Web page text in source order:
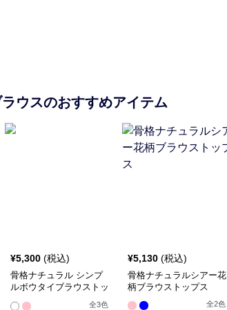
ウスのおすすめアイテム
¥5,300 (税込)
骨格ナチュラル シンプ
ルボウタイブラウストッ
全3色
¥5,130 (税込)
骨格ナチュラルシアー花
柄ブラウストップス
全2色